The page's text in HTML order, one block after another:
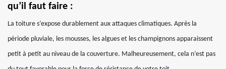
qu’il faut faire :
La toiture s’expose durablement aux attaques climatiques. Après la
période pluviale, les mousses, les algues et les champignons apparaissent
petit à petit au niveau de la couverture. Malheureusement, cela n’est pas